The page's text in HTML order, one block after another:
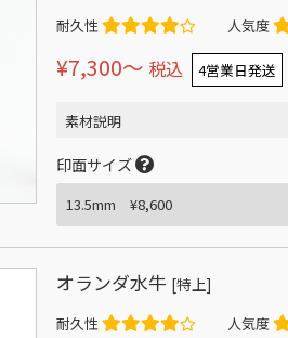
耐久性 人気度
¥7,300〜 税込 4営業日発送
素材説明
印面サイズ
オランダ水牛 [特上]
耐久性 人気度